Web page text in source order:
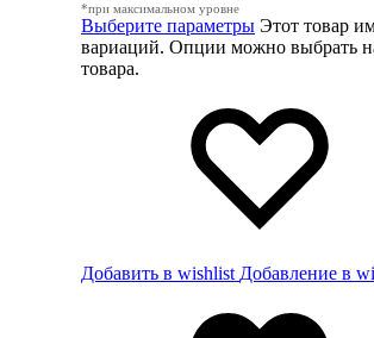
*при максимальном уровне
Выберите параметры Этот товар
вариаций. Опции можно выбрать
товара.
Добавить в wishlist Добавление в